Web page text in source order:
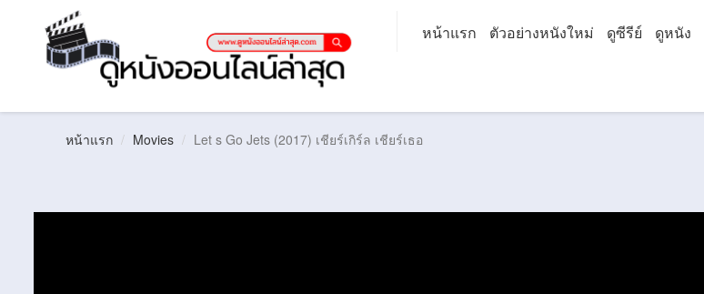
หน้าแรก ตัวอย่างหนังใหม่ ดูซีรีย์ ดูหนัง
หน้าแรก Movies Let s Go Jets (2017) เชียร์เกิร์ล เชียร์เธอ